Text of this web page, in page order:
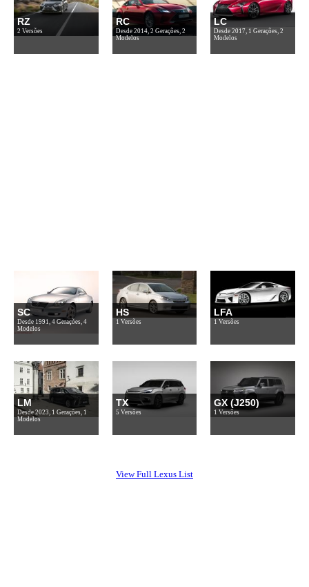
RZ
2 Versões
RC
Desde 2014, 2 Gerações, 2
Modelos
LC
Desde 2017, 1 Gerações, 2
Modelos
SC
Desde 1991, 4 Gerações, 4
Modelos
HS
1 Versões
LFA
1 Versões
LM
Desde 2023, 1 Gerações, 1
Modelos
TX
5 Versões
GX (J250)
1 Versões
View Full Lexus List